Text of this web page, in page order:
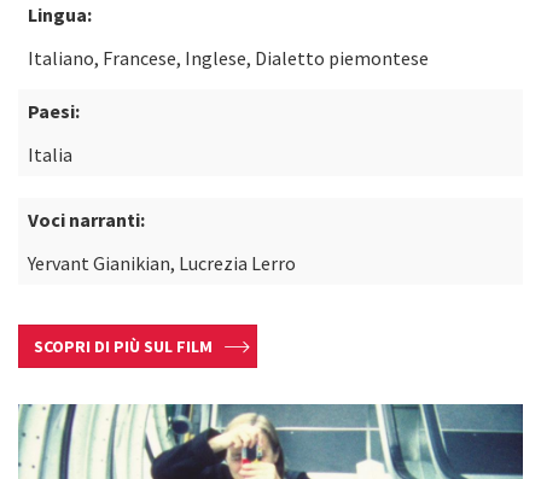
Lingua:
Italiano, Francese, Inglese, Dialetto piemontese
Paesi:
Italia
Voci narranti:
Yervant Gianikian, Lucrezia Lerro
SCOPRI DI PIÙ SUL FILM